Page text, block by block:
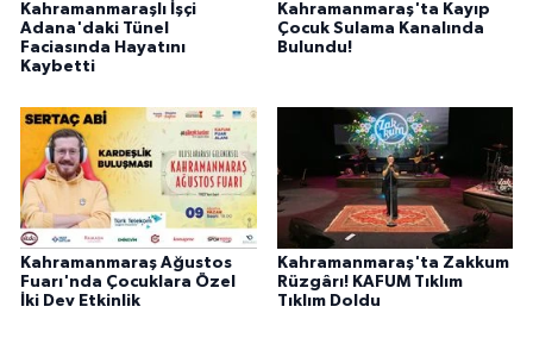
Kahramanmaraşlı İşçi
Adana'daki Tünel
Faciasında Hayatını
Kaybetti
Kahramanmaraş'ta Kayıp
Çocuk Sulama Kanalında
Bulundu!
Kahramanmaraş Ağustos
Fuarı'nda Çocuklara Özel
İki Dev Etkinlik
Kahramanmaraş'ta Zakkum
Rüzgârı! KAFUM Tıklım
Tıklım Doldu